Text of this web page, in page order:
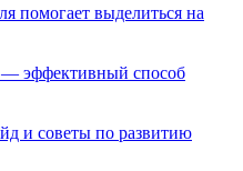
помогает выделиться на
— эффективный способ
и советы по развитию